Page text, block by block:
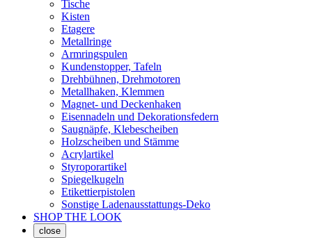
Tische
Kisten
Etagere
Metallringe
Armringspulen
Kundenstopper, Tafeln
Drehbühnen, Drehmotoren
Metallhaken, Klemmen
Magnet- und Deckenhaken
Eisennadeln und Dekorationsfedern
Saugnäpfe, Klebescheiben
Holzscheiben und Stämme
Acrylartikel
Styroporartikel
Spiegelkugeln
Etikettierpistolen
Sonstige Ladenausstattungs-Deko
SHOP THE LOOK
close